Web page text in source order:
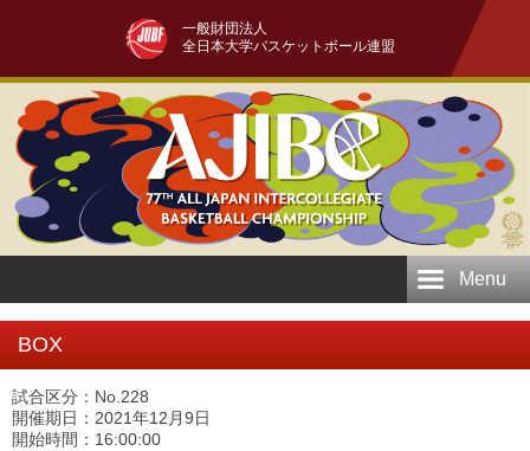
一般財団法人
全日本大学バスケットボール連盟
Menu
BOX
試合区分：No.228
開催期日：2021年12月9日
開始時間：16:00:00